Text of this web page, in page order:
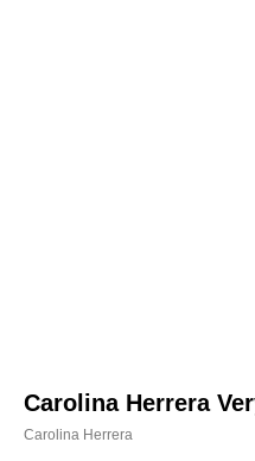
Carolina Herrera
Carolina Herrera